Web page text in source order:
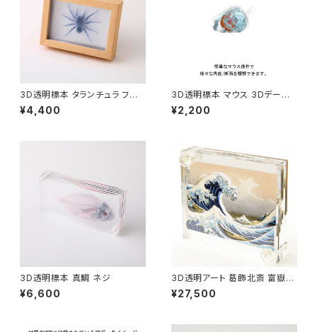
3D透明標本 タランチュラ フレ
ーム ブルー
¥4,400
3D透明標本 マウス 3Dデータ
収録USBメモリ
¥2,200
3D透明標本 真鯛 ネジ
¥6,600
3D透明アート 葛飾北斎 富嶽三
十六景 神奈川沖浪裏 ラージサ
イズ L
¥27,500